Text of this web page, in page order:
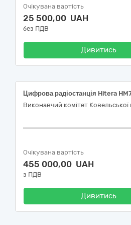
Очікувана вартість
25 500,00 UAH
без ПДВ
Дивитись
Виконавчий комітет Ковельської
Очікувана вартість
455 000,00 UAH
з ПДВ
Дивитись